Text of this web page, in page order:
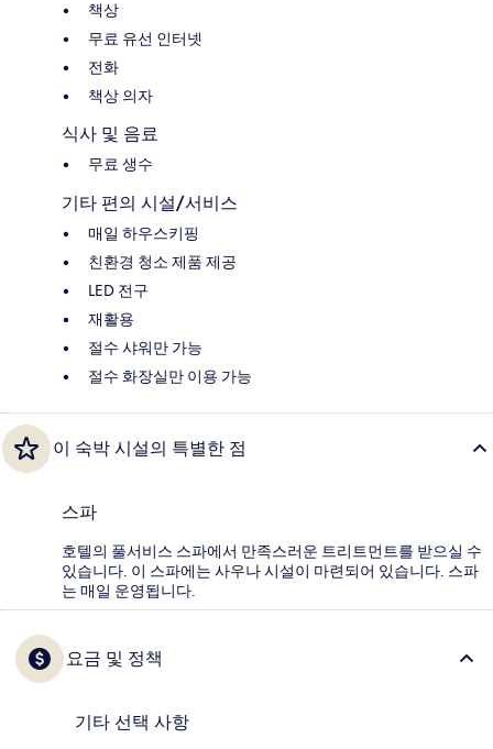
책상
무료 유선 인터넷
전화
책상 의자
식사 및 음료
무료 생수
기타 편의 시설/서비스
매일 하우스키핑
친환경 청소 제품 제공
LED 전구
재활용
절수 샤워만 가능
절수 화장실만 이용 가능
이 숙박 시설의 특별한 점
스파
호텔의 풀서비스 스파에서 만족스러운 트리트먼트를 받으실 수
있습니다. 이 스파에는 사우나 시설이 마련되어 있습니다. 스파
는 매일 운영됩니다.
요금 및 정책
기타 선택 사항